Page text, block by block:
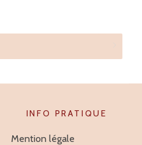
INFO PRATIQUE
Mention légale